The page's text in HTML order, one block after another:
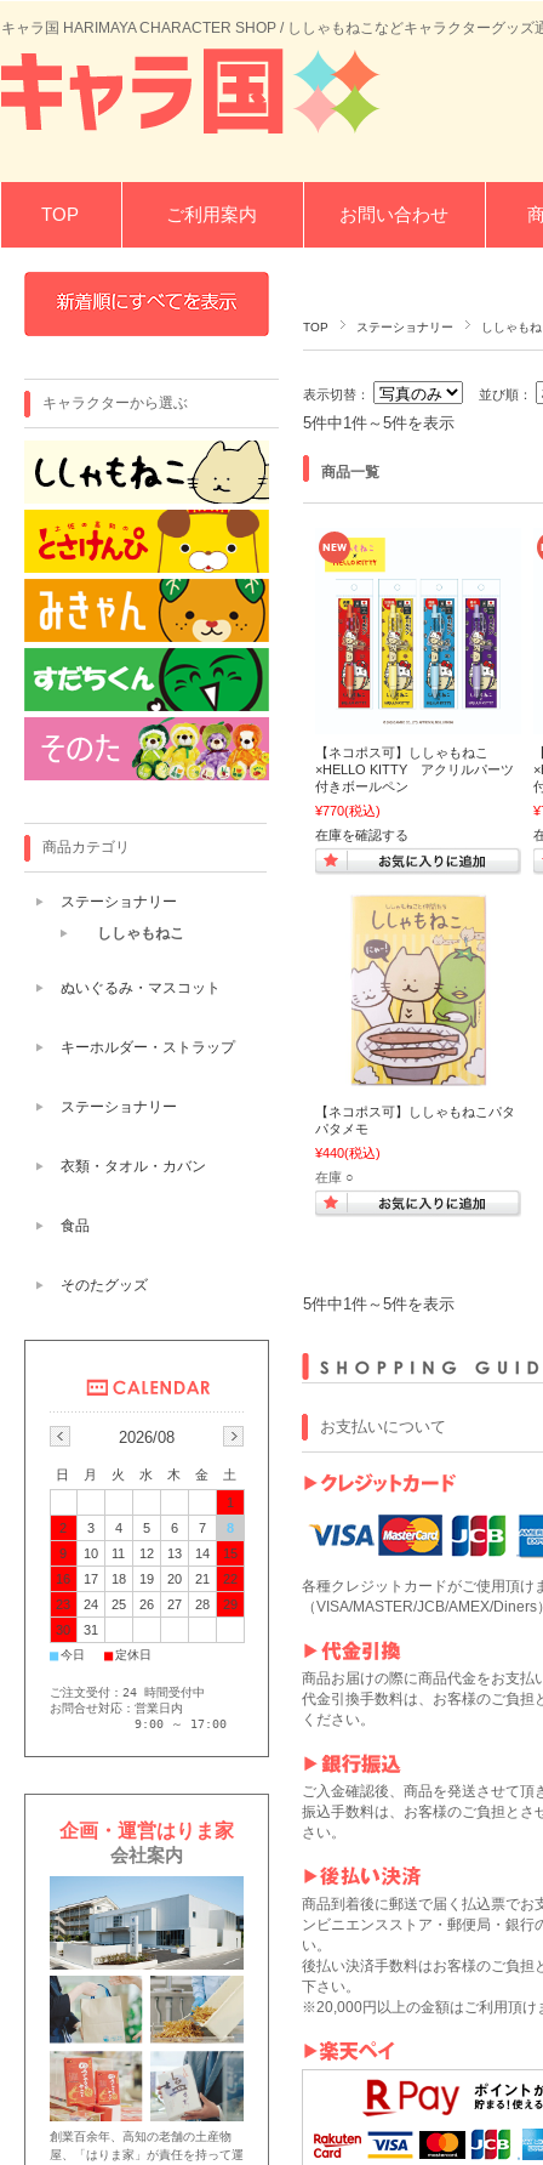
キャラ国 HARIMAYA CHARACTER SHOP / ししゃもねこなどキャラクターグッズ
TOP ご利用案内 お問い合わせ
TOP ステーショナリー ししゃも
表示切替： 並び順：
5件中1件～5件を表示
商品一覧
【ネコポス可】ししゃもねこ
×HELLO KITTY アクリルパーツ
付きボールペン
¥770(税込)
在庫を確認する
【ネコポス可】ししゃもねこパタ
パタメモ
¥440(税込)
在庫 ○
5件中1件～5件を表示
お支払いについて
各種クレジットカードがご使用頂け
（VISA/MASTER/JCB/AMEX/Diners
商品お届けの際に商品代金をお支払
代金引換手数料は、お客様のご負担
ください。
ご入金確認後、商品を発送させて頂
振込手数料は、お客様のご負担とさ
さい。
商品到着後に郵送で届く払込票でお
ンビニエンスストア・郵便局・銀行
い。
後払い決済手数料はお客様のご負担
下さい。
※20,000円以上の金額はご利用頂け
キャラクターから選ぶ
商品カテゴリ
ステーショナリー
ししゃもねこ
ぬいぐるみ・マスコット
キーホルダー・ストラップ
ステーショナリー
衣類・タオル・カバン
食品
そのたグッズ
2026/08
日 月 火 水 木 金
土
1
2
3 4 5 6 7
8
9
10 11 12 13 14
15
16
17 18 19 20 21
22
23
24 25 26 27 28
29
30
31
■今日 ■定休日
ご注文受付：24 時間受付中
お問合せ対応：営業日内
9:00 ～ 17:00
企画・運営はりま家
会社案内
創業百余年、高知の老舗の土産物
屋、「はりま家」が責任を持って運